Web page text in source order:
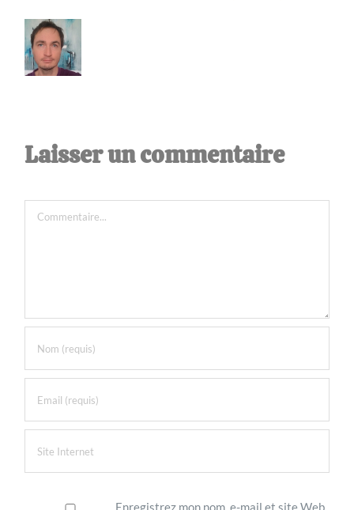
Laisser un commentaire
Commentaire
Enregistrez mon nom, e-mail et site Web